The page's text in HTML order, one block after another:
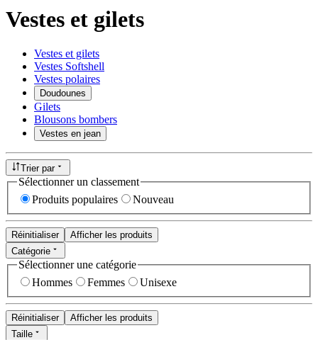
Vestes et gilets
Vestes et gilets
Vestes Softshell
Vestes polaires
Doudounes
Gilets
Blousons bombers
Vestes en jean
Trier par
Sélectionner un classement
Produits populaires
Nouveau
Réinitialiser
Afficher les produits
Catégorie
Sélectionner une catégorie
Hommes
Femmes Unisexe
Réinitialiser
Afficher les produits
Taille